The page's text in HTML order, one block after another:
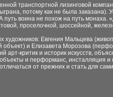
транспортной лизинговой
потому как не была
воина не похож на путь монаха.
проселочной, шоссейной,
художников: Евгения Мальцева
объект) и Елизавета Морозова
критик и историк искусств,
и перформанс, инсталляция
от прежних и стать для